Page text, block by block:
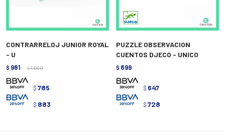
CONTRARRELOJ JUNIOR ROYAL
- U
$ 981 $ 1.090
$ 785
$ 883
PUZZLE OBSERVACION
CUENTOS DJECO - UNICO
$ 899
$ 647
$ 728